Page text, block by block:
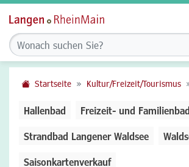
Startseite Kultur/Freizeit/Tourismus
Hallenbad Freizeit- und Familienbad
Strandbad Langener Waldsee
Saisonkartenverkauf